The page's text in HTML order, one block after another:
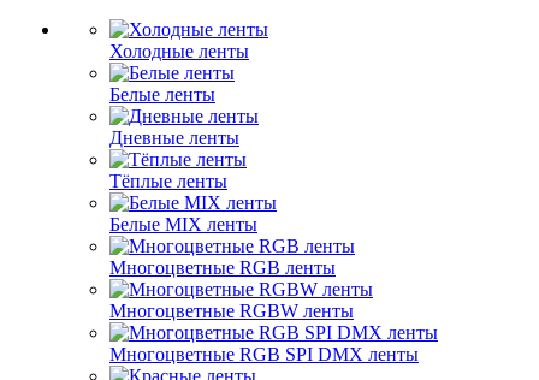
Холодные ленты
Белые ленты
Дневные ленты
Тёплые ленты
Белые MIX ленты
Многоцветные RGB ленты
Многоцветные RGBW ленты
Многоцветные RGB SPI DMX ленты